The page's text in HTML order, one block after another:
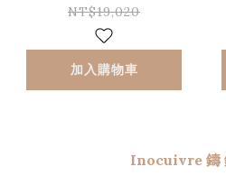
NT$19,020
加入購物車
Inocuivre 鑄